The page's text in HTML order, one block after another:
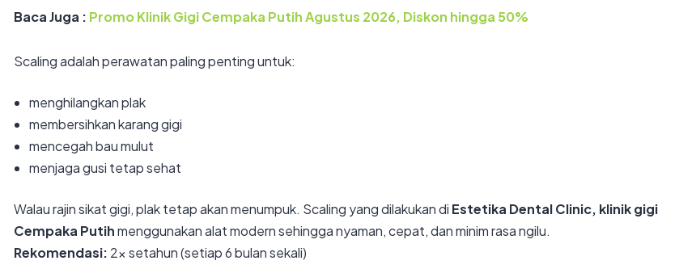
Baca Juga : Promo Klinik Gigi Cempaka Putih Agustus 2026, Diskon hingga 50%
Scaling adalah perawatan paling penting untuk:
menghilangkan plak
membersihkan karang gigi
mencegah bau mulut
menjaga gusi tetap sehat
Walau rajin sikat gigi, plak tetap akan menumpuk. Scaling yang dilakukan di Estetika Dental Clinic, klinik gigi
Cempaka Putihmenggunakan alat modern sehingga nyaman, cepat, dan minim rasa ngilu.
Rekomendasi: 2x setahun (setiap 6 bulan sekali)